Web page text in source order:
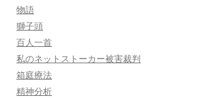
物語
獅子頭
百人一首
私のネットストーカー被害裁判
箱庭療法
精神分析